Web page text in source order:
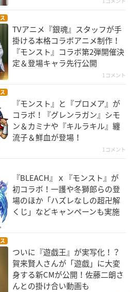
TVアニメ『銀魂』スタッフが手
掛ける本格コラボアニメ制作！
『モンスト』コラボ第2弾開催決
定＆登場キャラ先行公開
1コメント
『モンスト』と『プロメア』が
コラボ！『グレンラガン』シモ
ン＆カミナや『キルラキル』纏
流子＆鮮血が登場！
1コメント
『BLEACH』ｘ『モンスト』が
初コラボ！一護や冬獅郎らの登
場のほか「ハズレなしの超卍解
くじ」などキャンペーンも実施
ついに『遊戯王』が実写化！？
賀来賢人さんが「遊戯」に大変
身する新CMが公開！佐藤二朗さ
んとの掛け合い動画も